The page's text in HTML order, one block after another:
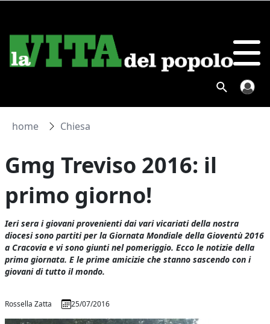
home Chiesa
Gmg Treviso 2016: il
primo giorno!
Ieri sera i giovani provenienti dai vari vicariati della nostra
diocesi sono partiti per la Giornata Mondiale della Gioventù 2016
a Cracovia e vi sono giunti nel pomeriggio. Ecco le notizie della
prima giornata. E le prime amicizie che stanno sascendo con i
giovani di tutto il mondo.
Rossella Zatta 25/07/2016